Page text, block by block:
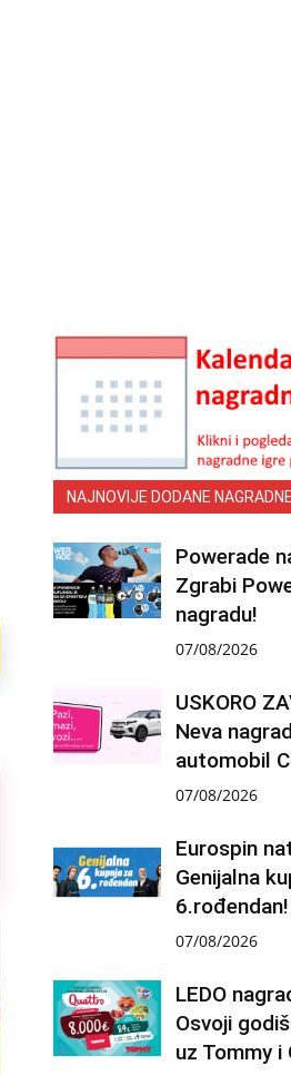
NAJNOVIJE DODANE
Powerade
Zgrabi
nagradu!
07/08/2026
USKORO
Neva
automobil
07/08/2026
Eurospin
Genijalna
6.rođendan!
07/08/2026
LEDO
Osvoji
uz Tommy i